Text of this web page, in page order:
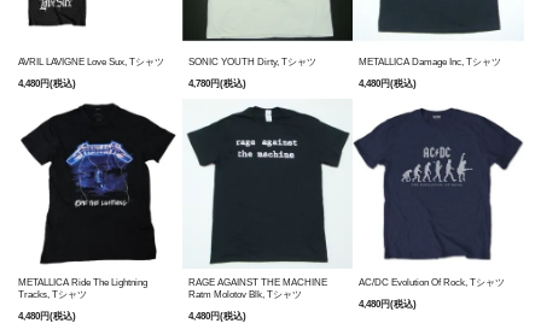
AVRIL LAVIGNE Love Sux, Tシャツ
4,480円(税込)
SONIC YOUTH Dirty, Tシャツ
4,780円(税込)
METALLICA Damage Inc, Tシャツ
4,480円(税込)
METALLICA Ride The Lightning
Tracks, Tシャツ
4,480円(税込)
RAGE AGAINST THE MACHINE
Ratm Molotov Blk, Tシャツ
4,480円(税込)
AC/DC Evolution Of Rock, Tシャツ
4,480円(税込)